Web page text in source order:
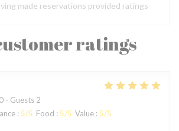
ratings
- Guests 2
: 5/5 Food : 5/5 Value : 5/5
made reservations provided ratings